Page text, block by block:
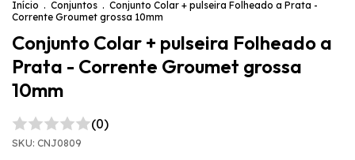
Início . Conjuntos . Conjunto Colar + pulseira Folheado a Prata -
Corrente Groumet grossa 10mm
Conjunto Colar + pulseira Folheado a
Prata - Corrente Groumet grossa
10mm
(0)
SKU: CNJ0809